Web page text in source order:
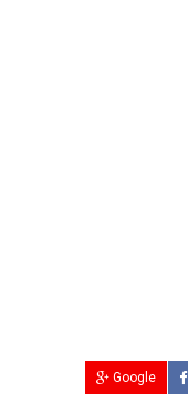
Google